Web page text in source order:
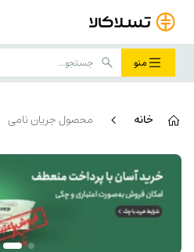
منو
خانه محصول جریان نامی